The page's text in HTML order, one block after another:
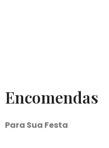
Encomendas
Para Sua Festa